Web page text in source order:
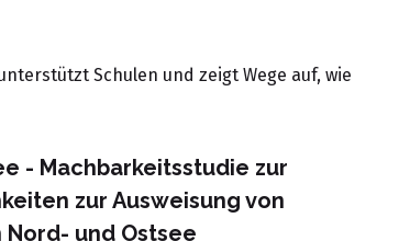
Schulen und zeigt Wege auf, wie
- Machbarkeitsstudie zur
zur Ausweisung von
und Ostsee